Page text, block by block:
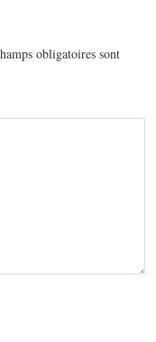
obligatoires sont